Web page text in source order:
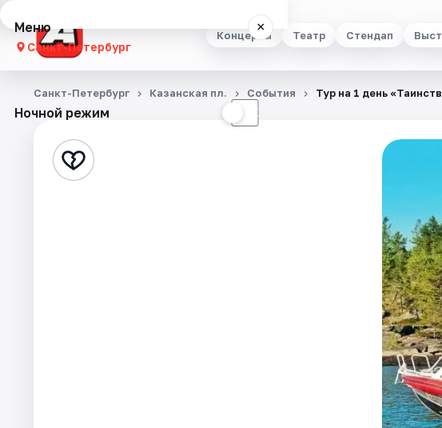
Концерты Театр Стендап
Меню ×
Санкт-Петербург
Концерты
Стендап
Ночной режим ☾
Санкт-Петербург Казанская пл. События Тур на 1 день